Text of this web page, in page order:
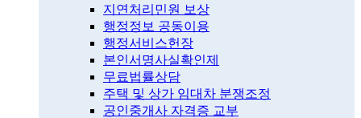
지연처리민원 보상
행정정보 공동이용
행정서비스헌장
본인서명사실확인제
무료법률상담
주택 및 상가 임대차 분쟁조정
공인중개사 자격증 교부